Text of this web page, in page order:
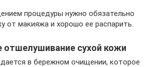
процедуры нужно обязательно
от макияжа и хорошо ее распарить.
отшелушивание сухой кожи
в бережном очищении, которое